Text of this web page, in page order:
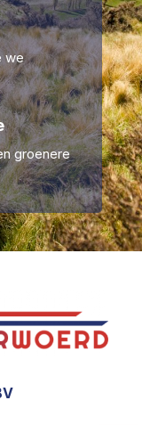
we
groenere